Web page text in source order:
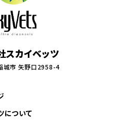
スカイベッツ
城市 矢野口2958-4
について